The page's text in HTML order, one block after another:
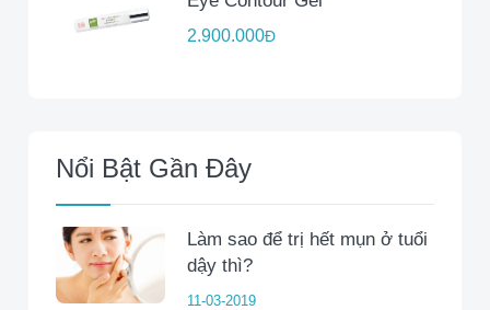
2.900.000Đ
Nổi Bật Gần Đây
Làm sao để trị hết mụn ở tuổi
dậy thì?
11-03-2019